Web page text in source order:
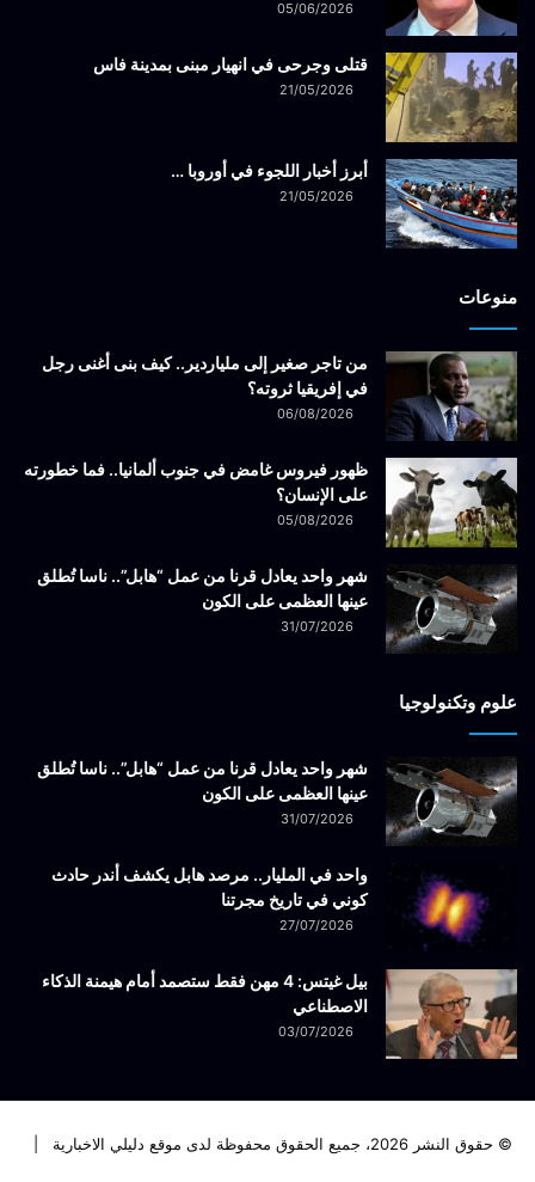
05/06/2026
قتلى وجرحى في انهيار مبنى بمدينة فاس
21/05/2026
أبرز أخبار اللجوء في أوروبا …
21/05/2026
منوعات
من تاجر صغير إلى ملياردير.. كيف بنى أغنى رجل
في إفريقيا ثروته؟
06/08/2026
ظهور فيروس غامض في جنوب ألمانيا.. فما خطورته
على الإنسان؟
05/08/2026
شهر واحد يعادل قرنا من عمل “هابل”.. ناسا تُطلق
عينها العظمى على الكون
31/07/2026
علوم وتكنولوجيا
شهر واحد يعادل قرنا من عمل “هابل”.. ناسا تُطلق
عينها العظمى على الكون
31/07/2026
واحد في المليار.. مرصد هابل يكشف أندر حادث
كوني في تاريخ مجرتنا
27/07/2026
بيل غيتس: 4 مهن فقط ستصمد أمام هيمنة الذكاء
الاصطناعي
03/07/2026
© حقوق النشر 2026، جميع الحقوق محفوظة لدى موقع دليلي الاخبارية |